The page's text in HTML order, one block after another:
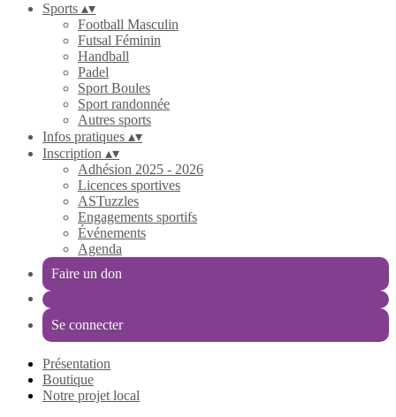
Sports ▴▾
Football Masculin
Futsal Féminin
Handball
Padel
Sport Boules
Sport randonnée
Autres sports
Infos pratiques ▴▾
Inscription ▴▾
Adhésion 2025 - 2026
Licences sportives
ASTuzzles
Engagements sportifs
Événements
Agenda
Faire un don
Se connecter
Présentation
Boutique
Notre projet local